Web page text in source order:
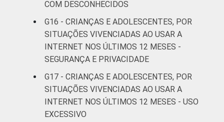
Online Brasil 2017. ¹Dados coletados por
autopreenchimento.
COM DESCONHECIDOS
G16 - CRIANÇAS E ADOLESCENTES, POR
SITUAÇÕES VIVENCIADAS AO USAR A
INTERNET NOS ÚLTIMOS 12 MESES -
SEGURANÇA E PRIVACIDADE
G17 - CRIANÇAS E ADOLESCENTES, POR
SITUAÇÕES VIVENCIADAS AO USAR A
INTERNET NOS ÚLTIMOS 12 MESES - USO
EXCESSIVO